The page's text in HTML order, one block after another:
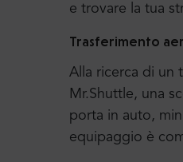
e trovare la tua
Trasferimento
Alla ricerca di un
Mr.Shuttle, una
porta in auto,
equipaggio è